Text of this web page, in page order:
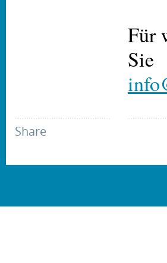
Für
Share